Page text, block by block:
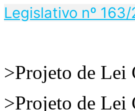
Legislativo nº 163/
>Projeto de Lei
>Projeto de Lei